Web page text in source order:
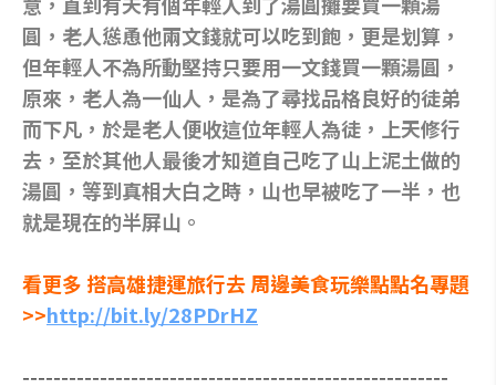
圓，老人慫恿他兩文錢就可以吃到飽，更是划算，
但年輕人不為所動堅持只要用一文錢買一顆湯圓，
原來，老人為一仙人，是為了尋找品格良好的徒弟
而下凡，於是老人便收這位年輕人為徒，上天修行
去，至於其他人最後才知道自己吃了山上泥土做的
湯圓，等到真相大白之時，山也早被吃了一半，也
就是現在的半屏山。
看更多 搭高雄捷運旅行去 周邊美食玩樂點點名專題
>>http://bit.ly/28PDrHZ
-------------------------------------------------------